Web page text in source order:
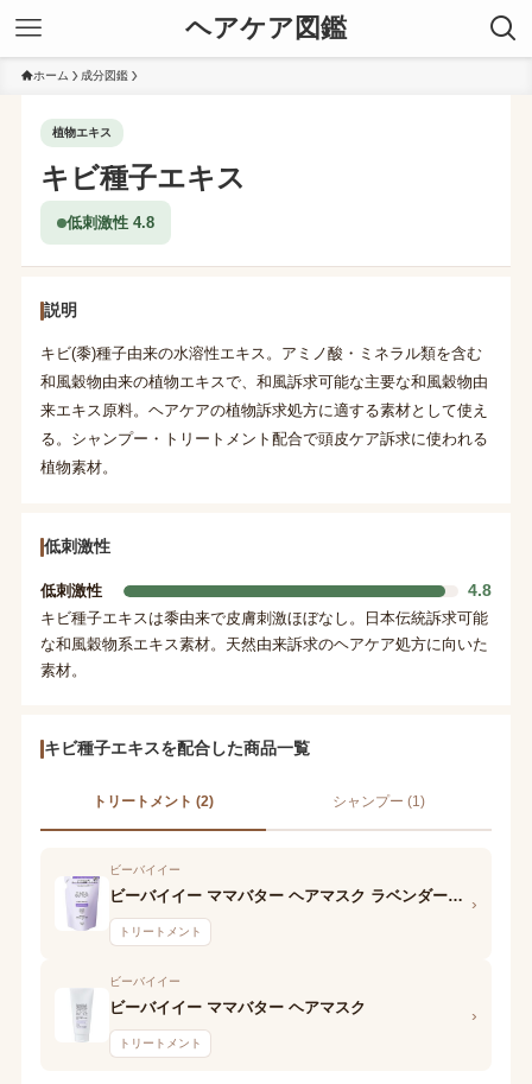
ヘアケア図鑑
ホーム 成分図鑑
植物エキス
キビ種子エキス
低刺激性 4.8
説明
キビ(黍)種子由来の水溶性エキス。アミノ酸・ミネラル類を含む
和風穀物由来の植物エキスで、和風訴求可能な主要な和風穀物由
来エキス原料。ヘアケアの植物訴求処方に適する素材として使え
る。シャンプー・トリートメント配合で頭皮ケア訴求に使われる
植物素材。
低刺激性
低刺激性 4.8
キビ種子エキスは黍由来で皮膚刺激ほぼなし。日本伝統訴求可能
な和風穀物系エキス素材。天然由来訴求のヘアケア処方に向いた
素材。
キビ種子エキスを配合した商品一覧
トリートメント (2) シャンプー (1)
ビーバイイー
ビーバイイー ママバター ヘアマスク ラベンダー&オレンジ
トリートメント
›
ビーバイイー
ビーバイイー ママバター ヘアマスク
トリートメント
›